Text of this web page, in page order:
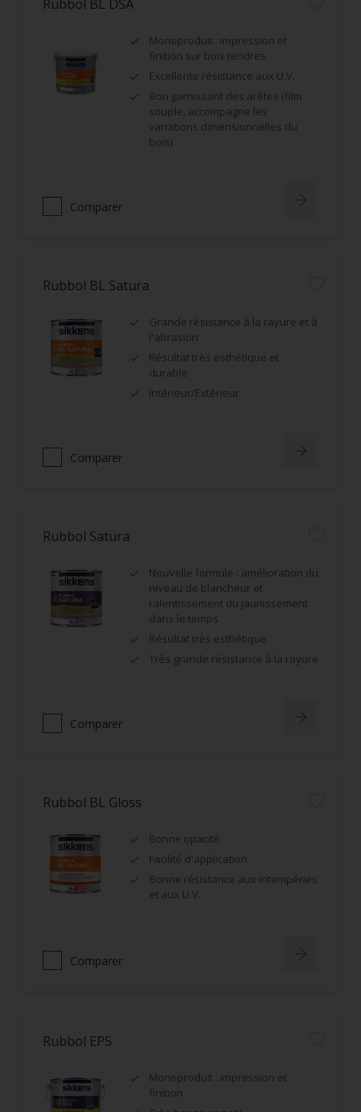
Rubbol BL DSA
Monoproduit : impression et
finition sur bois tendres
Excellente résistance aux U.V.
Bon garnissant des arêtes (film
souple, accompagne les
variations dimensionnelles du
bois)
Comparer
Rubbol BL Satura
Grande résistance à la rayure et à
l'abrasion
Résultat très esthétique et
durable
Intérieur/Extérieur
Comparer
Rubbol Satura
Nouvelle formule : amélioration du
niveau de blancheur et
ralentissement du jaunissement
dans le temps
Résultat très esthétique
Très grande résistance à la rayure
Comparer
Rubbol BL Gloss
Bonne opacité
Facilité d'application
Bonne résistance aux intempéries
et aux U.V.
Comparer
Rubbol EPS
Monoproduit : impression et
finition